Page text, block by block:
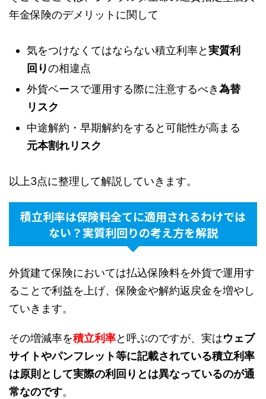
年金保険のデメリットに関して
気をつけなくてはならない積立利率と実質利
回りの相違点
外貨ベースで運用する際に注意するべき為替
リスク
中途解約・早期解約をすると可能性が高まる
元本割れリスク
以上3点に整理して解説していきます。
積立利率は保険料全てに適用されるわけでは
ない？実質利回りの考え方を解説
外貨建て保険においては払込保険料を外貨で運用す
ることで利益を上げ、保険金や解約返戻金を増やし
ていきます。
その増減率を積立利率と呼ぶのですが、実はウェブ
サイトやパンフレット等に記載されている積立利率
は原則として実際の利回りとは異なっているのが通
常なのです。